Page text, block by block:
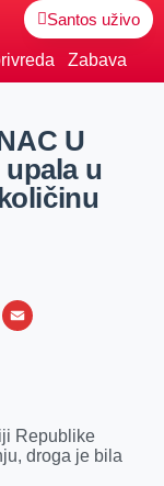
Santos uživo
Zabava
U
u
E
l
Republike
droga je bila